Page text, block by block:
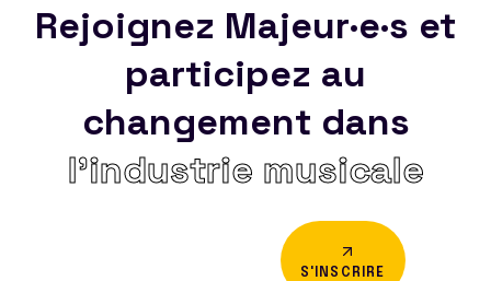
Rejoignez Majeur·e·s et
participez au
changement dans
l’industrie musicale
S'INSCRIRE